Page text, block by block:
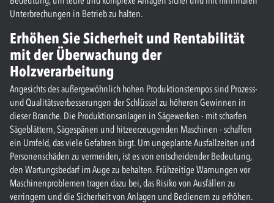
Unterbrechungen in Betrieb zu halten.
Erhöhen Sie Sicherheit und Rentabilität
mit der Überwachung der
Holzverarbeitung
Angesichts des außergewöhnlich hohen Produktionstempos sind Prozess-
und Qualitätsverbesserungen der Schlüssel zu höheren Gewinnen in
dieser Branche. Die Produktionsanlagen in Sägewerken - mit scharfen
Sägeblättern, Sägespänen und hitzeerzeugenden Maschinen - schaffen
ein Umfeld, das viele Gefahren birgt. Um ungeplante Ausfallzeiten und
Personenschäden zu vermeiden, ist es von entscheidender Bedeutung,
den Wartungsbedarf im Auge zu behalten. Frühzeitige Warnungen vor
Maschinenproblemen tragen dazu bei, das Risiko von Ausfällen zu
verringern und die Sicherheit von Anlagen und Bedienern zu erhöhen.